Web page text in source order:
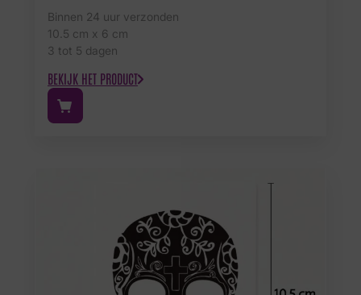
Binnen 24 uur verzonden
10.5 cm x 6 cm
3 tot 5 dagen
BEKIJK HET PRODUCT